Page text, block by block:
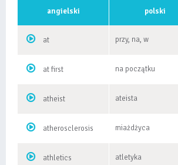
angielski polski
at przy, na, w
at first na początku
atheist ateista
atherosclerosis miażdżyca
athletics atletyka